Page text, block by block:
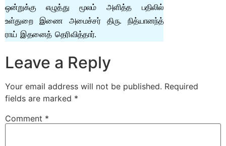
ஒன்றுக்கு எழுத்து மூலம் அளித்த பதிலில்
உள்துறை இணை அமைச்சர் திரு. நித்யானந்த்
ராய் இதனைத் தெரிவித்தார்.
Leave a Reply
Your email address will not be published. Required
fields are marked *
Comment *